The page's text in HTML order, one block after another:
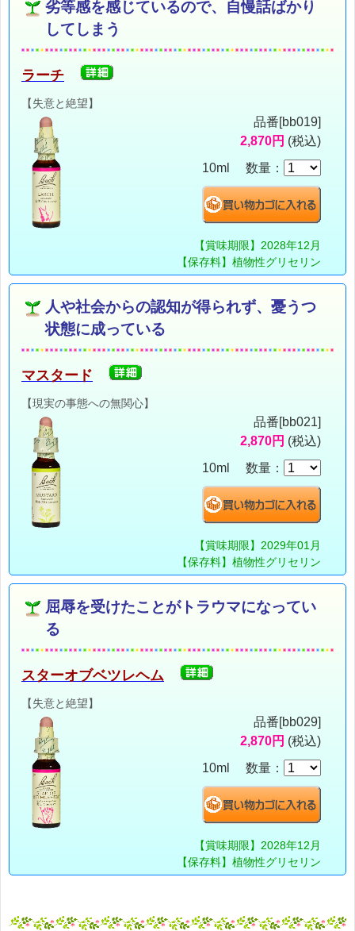
劣等感を感じているので、自慢話ばかり
してしまう
ラーチ
【失意と絶望】
品番[bb019]
2,870円 (税込)
10ml 数量：
【賞味期限】2028年12月
【保存料】植物性グリセリン
人や社会からの認知が得られず、憂うつ
状態に成っている
マスタード
【現実の事態への無関心】
品番[bb021]
2,870円 (税込)
10ml 数量：
【賞味期限】2029年01月
【保存料】植物性グリセリン
屈辱を受けたことがトラウマになってい
る
スターオブベツレヘム
【失意と絶望】
品番[bb029]
2,870円 (税込)
10ml 数量：
【賞味期限】2028年12月
【保存料】植物性グリセリン